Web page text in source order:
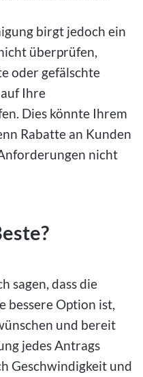
birgt jedoch ein
überprüfen,
oder gefälschte
Ihre
Dies könnte Ihrem
Rabatte an Kunden
nicht
sagen, dass die
bessere Option ist,
und bereit
jedes Antrags
Geschwindigkeit und